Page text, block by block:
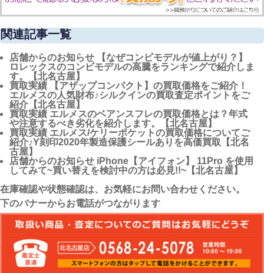
関連記事一覧
店舗からのお知らせ 【なぜコンビモデルが値上がり？】
ロレックスのコンビモデルの高騰をランキングで紹介しま
す。【北名古屋】
買取実績 【アザップコンパクト】の買取価格をご紹介！
エルメスの人気財布♪シルクインの買取査定ポイントをご
紹介【北名古屋】
買取実績 エルメスのベアンスフレの買取価格とは？年式
や注意するべき劣化を紹介します。【北名古屋】
買取実績 エルメス/ケリーポケットの買取価格についてご
紹介♪Y刻印2020年製造保護シールありを高価買取【北名
古屋】
店舗からのお知らせ iPhone【アイフォン】 11Pro を使用
してみて~買い替えを検討中の方は必見!!~【北名古屋】
在庫確認や状態確認は、お気軽にお問い合わせください。
下のバナーからお電話がつながります